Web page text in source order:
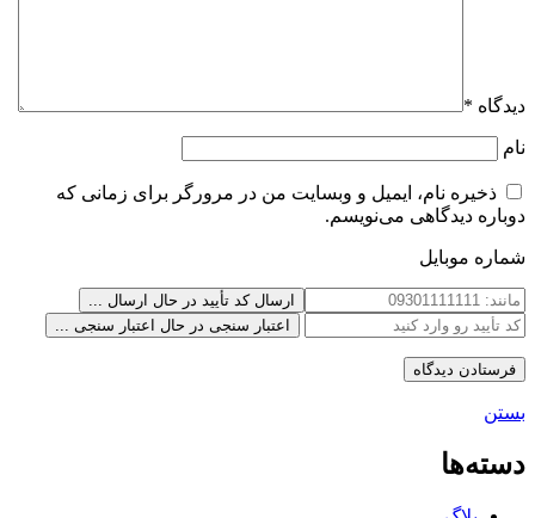
دیدگاه *
نام
ذخیره نام، ایمیل و وبسایت من در مرورگر برای زمانی که
دوباره دیدگاهی می‌نویسم.
شماره موبایل
ارسال کد تأیید در حال ارسال ...
اعتبار سنجی در حال اعتبار سنجی ...
بستن
دسته‌ها